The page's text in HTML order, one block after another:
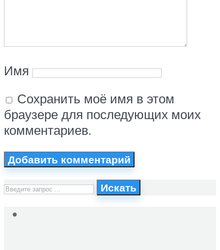
Имя
Сохранить моё имя в этом
браузере для последующих моих
комментариев.
Искать